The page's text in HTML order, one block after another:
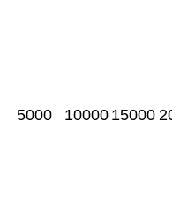
5000 10000 15000